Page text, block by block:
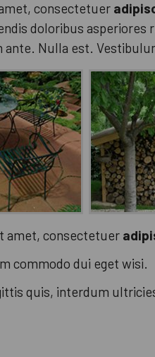
consectetuer
doloribus asperiores
Nulla est.
amet, consectetuer
commodo dui eget wisi.
quis, interdum